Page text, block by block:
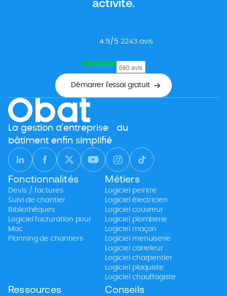
activité.
4.9/5 2243 avis
Démarrer l’essai gratuit
La gestion d’entreprise du
bâtiment enfin simplifié
Fonctionnalités
Devis / factures
Suivi de chantier
Bibliothèques
Logiciel facturation pour
Mac
Planning de chantiers
Métiers
Logiciel peintre
Logiciel électricien
Logiciel couvreur
Logiciel plomberie
Logiciel maçon
Logiciel menuiserie
Logiciel carreleur
Logiciel charpentier
Logiciel plaquiste
Logiciel chauffagiste
Ressources Conseils